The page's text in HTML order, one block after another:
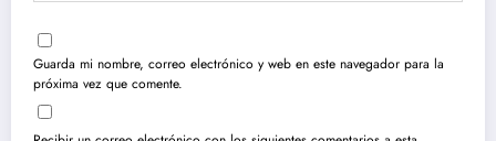
Guarda mi nombre, correo electrónico y web en este navegador para la
próxima vez que comente.